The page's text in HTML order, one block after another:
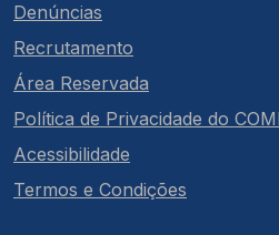
Denúncias
Recrutamento
Área Reservada
Política de Privacidade do
Acessibilidade
Termos e Condições